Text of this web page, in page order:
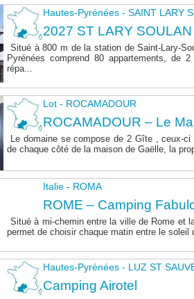
Hautes-Pyrénées - SAINT LARY
2027 ST LARY SOULAN
Situé à 800 m de la station de Saint-Lary-
Pyrénées comprend 80 appartements, de
répa...
Lot - ROCAMADOUR
ROCAMADOUR – Le
Le domaine se compose de 2 Gîte , ceux-
de chaque côté de la maison de Gaëlle, la
Italie - ROMA
ROME – Camping
Situé à mi-chemin entre la ville de Rome et
permet de choisir chaque matin entre le soleil
Hautes-Pyrénées - LUZ ST
Camping Airotel